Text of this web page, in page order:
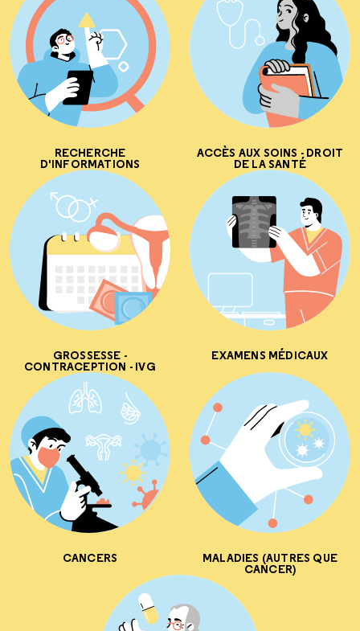
RECHERCHE
D'INFORMATIONS
ACCÈS AUX SOINS - DROIT
DE LA SANTÉ
GROSSESSE -
CONTRACEPTION - IVG
EXAMENS MÉDICAUX
CANCERS MALADIES (AUTRES QUE
CANCER)